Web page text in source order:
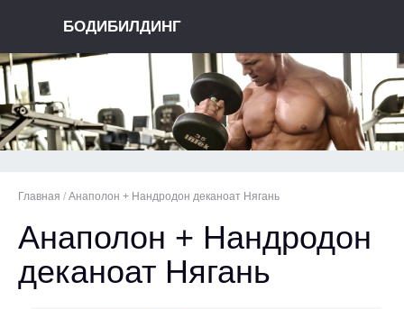
БОДИБИЛДИНГ
Главная / Анаполон + Нандродон деканоат Нягань
Анаполон + Нандродон
деканоат Нягань